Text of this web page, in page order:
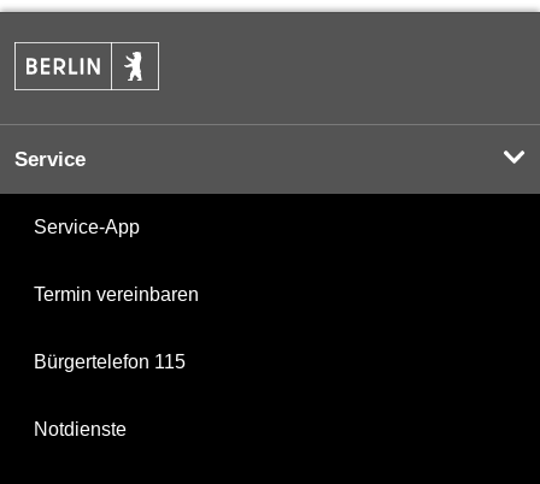
Service
Service-App
Termin vereinbaren
Bürgertelefon 115
Notdienste